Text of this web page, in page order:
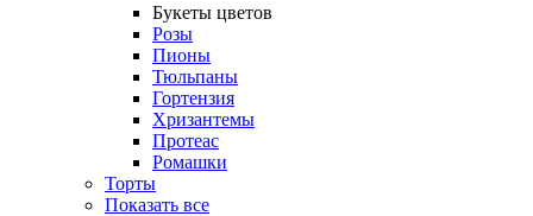
Букеты цветов
Розы
Пионы
Тюльпаны
Гортензия
Хризантемы
Протеас
Ромашки
Торты
Показать все